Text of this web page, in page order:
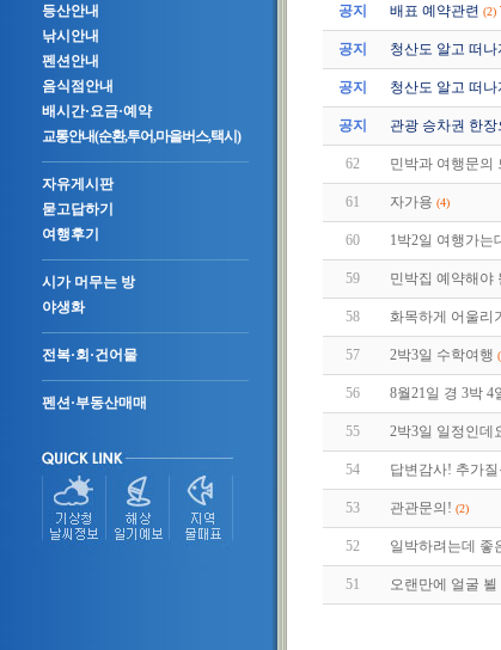
등산안내
낚시안내
펜션안내
음식점안내
배시간·요금·예약
교통안내(순환,투어,마을버스,택시)
자유게시판
묻고답하기
여행후기
시가 머무는 방
야생화
전복·회·건어물
펜션·부동산매매
공지 배표 예약관련 (2)
공지 청산도 알고 떠나
공지 청산도 알고 떠나
공지 관광 승차권 한
62 민박과 여행문의
61 자가용 (4)
60 1박2일 여행가는
59 민박집 예약해야
58 화목하게 어울리
57 2박3일 수학여행
56 8월21일 경 3박 4
55 2박3일 일정인데
54 답변감사! 추가
53 관관문의! (2)
52 일박하려는데 좋
51 오랜만에 얼굴 뵐